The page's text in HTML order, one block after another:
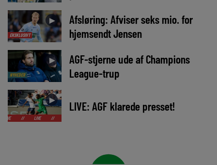
EKSKLUSIVT
►
Afsløring: Afviser seks mio. for
hjemsendt Jensen
NYHEDER
►
AGF-stjerne ude af Champions
League-trup
►
LIVE // LIVE //
LIVE: AGF klarede presset!